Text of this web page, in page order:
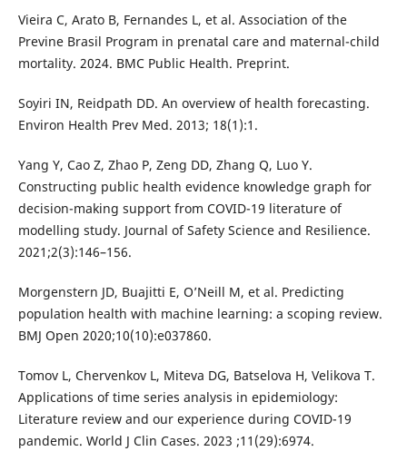
Vieira C, Arato B, Fernandes L, et al. Association of the
Previne Brasil Program in prenatal care and maternal-child
mortality. 2024. BMC Public Health. Preprint.
Soyiri IN, Reidpath DD. An overview of health forecasting.
Environ Health Prev Med. 2013; 18(1):1.
Yang Y, Cao Z, Zhao P, Zeng DD, Zhang Q, Luo Y.
Constructing public health evidence knowledge graph for
decision-making support from COVID-19 literature of
modelling study. Journal of Safety Science and Resilience.
2021;2(3):146–156.
Morgenstern JD, Buajitti E, O’Neill M, et al. Predicting
population health with machine learning: a scoping review.
BMJ Open 2020;10(10):e037860.
Tomov L, Chervenkov L, Miteva DG, Batselova H, Velikova T.
Applications of time series analysis in epidemiology:
Literature review and our experience during COVID-19
pandemic. World J Clin Cases. 2023 ;11(29):6974.